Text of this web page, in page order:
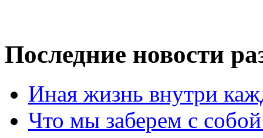
Последние новости
Иная жизнь внутри
Что мы заберем с